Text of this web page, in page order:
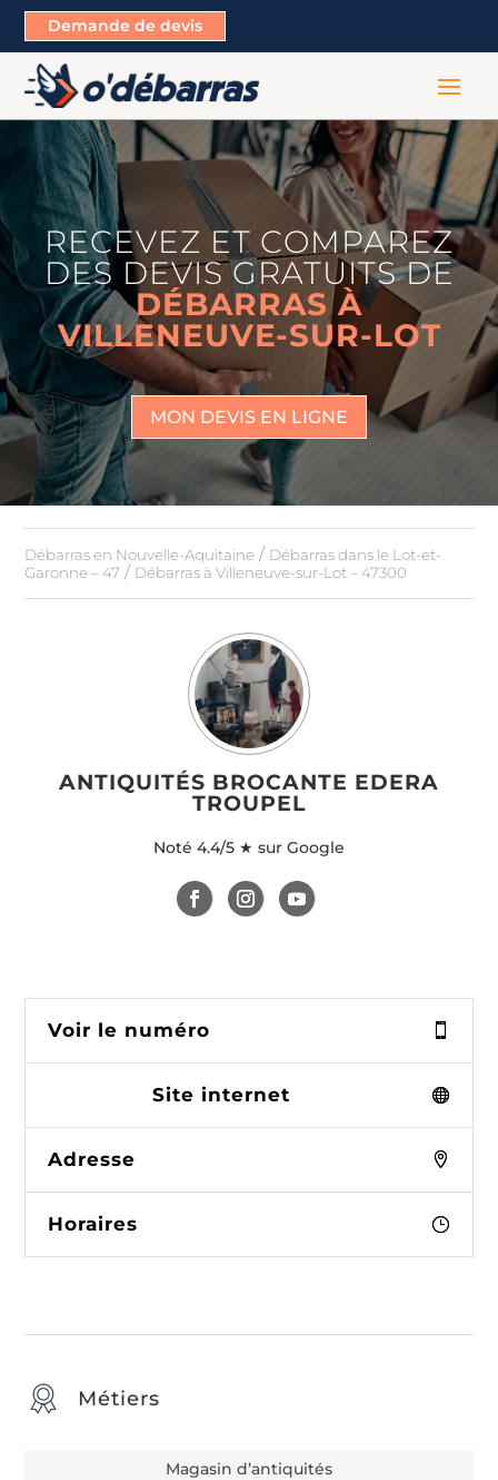
Demande de devis
RECEVEZ ET COMPAREZ
DES DEVIS GRATUITS DE
DÉBARRAS À
VILLENEUVE-SUR-LOT
MON DEVIS EN LIGNE
Débarras en Nouvelle-Aquitaine / Débarras dans le Lot-et-
Garonne – 47 / Débarras à Villeneuve-sur-Lot – 47300
ANTIQUITÉS BROCANTE EDERA
TROUPEL
Noté 4.4/5 ★ sur Google
Voir le numéro
Site internet
Adresse
Horaires
Métiers
Magasin d’antiquités